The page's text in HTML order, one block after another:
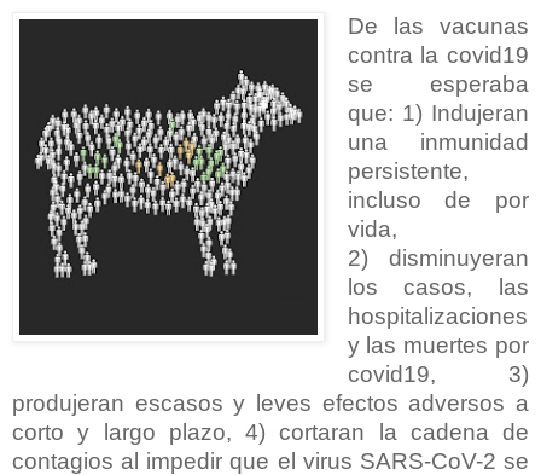
De las vacunas
contra la covid19
se esperaba
que: 1) Indujeran
una inmunidad
persistente,
incluso de por
vida,
2) disminuyeran
los casos, las
hospitalizaciones
y las muertes por
covid19,
3)
produjeran escasos y leves efectos adversos a
corto y largo plazo, 4)cortaran la cadena de
contagios al impedir que el virus SARS-CoV-2 se